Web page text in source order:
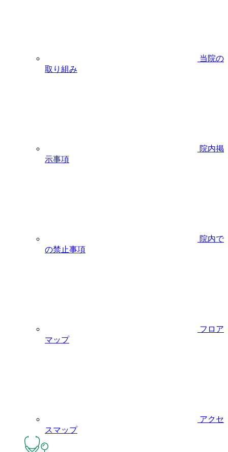
当院の
取り組み
院内掲
示事項
院内で
の禁止事項
フロア
マップ
アクセ
スマップ